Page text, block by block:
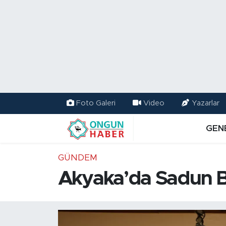
Foto Galeri Video Yazarlar
GÜNDEM
Akyaka’da Sadun
Trafik Durumu
TFF 2.Lig Kırmızı Grup Puan Durumu ve Fikstür